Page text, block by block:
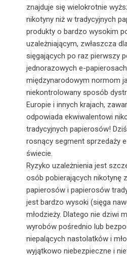
znajduje się wielokrotnie
nikotyny niż w tradycyjnych
produkty o bardzo wysokim
uzależniającym, zwłaszcza
sięgających po raz pierwszy
jednorazowych e-
międzynarodowym normom
niekontrolowany sposób
Europie i innych krajach,
odpowiada ekwiwalentowi
tradycyjnych papierosów!
rosnący segment sprzedaży
świecie.
Ryzyko uzależnienia jest
osób pobierających nikotynę
papierosów i papierosów
jest bardzo wysoki (sięga
młodzieży. Dlatego nie dziwi
wyrobów pośrednio lub
niepalących nastolatków i
wyjątkowo niebezpieczne i